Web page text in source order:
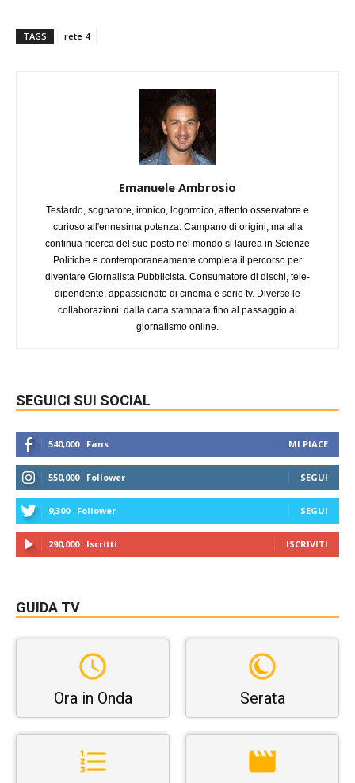
TAGS rete 4
Emanuele Ambrosio
Testardo, sognatore, ironico, logorroico, attento osservatore e
curioso all'ennesima potenza. Campano di origini, ma alla
continua ricerca del suo posto nel mondo si laurea in Scienze
Politiche e contemporaneamente completa il percorso per
diventare Giornalista Pubblicista. Consumatore di dischi, tele-
dipendente, appassionato di cinema e serie tv. Diverse le
collaborazioni: dalla carta stampata fino al passaggio al
giornalismo online.
SEGUICI SUI SOCIAL
540,000 Fans MI PIACE
550,000 Follower SEGUI
9,300 Follower SEGUI
290,000 Iscritti ISCRIVITI
GUIDA TV
Ora in Onda Serata